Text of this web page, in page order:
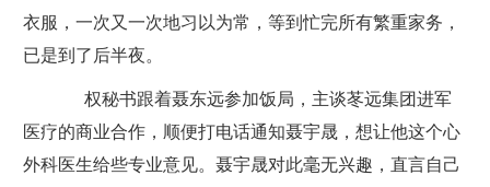
衣服，一次又一次地习以为常，等到忙完所有繁重家务，
已是到了后半夜。
权秘书跟着聂东远参加饭局，主谈苳远集团进军
医疗的商业合作，顺便打电话通知聂宇晟，想让他这个心
外科医生给些专业意见。聂宇晟对此毫无兴趣，直言自己